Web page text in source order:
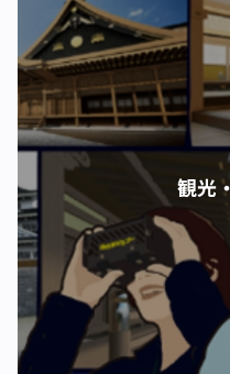
観光